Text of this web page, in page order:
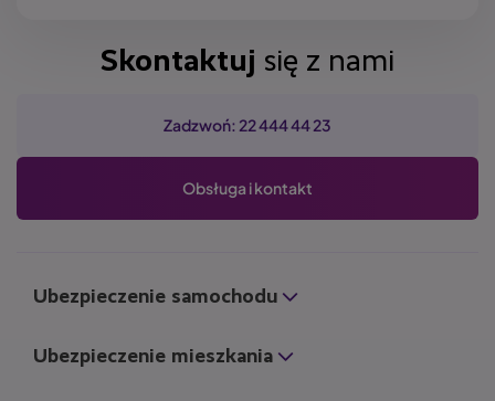
Skontaktuj się z nami
Zadzwoń: 22 444 44 23
Obsługa i kontakt
Ubezpieczenie samochodu
Ubezpieczenie mieszkania